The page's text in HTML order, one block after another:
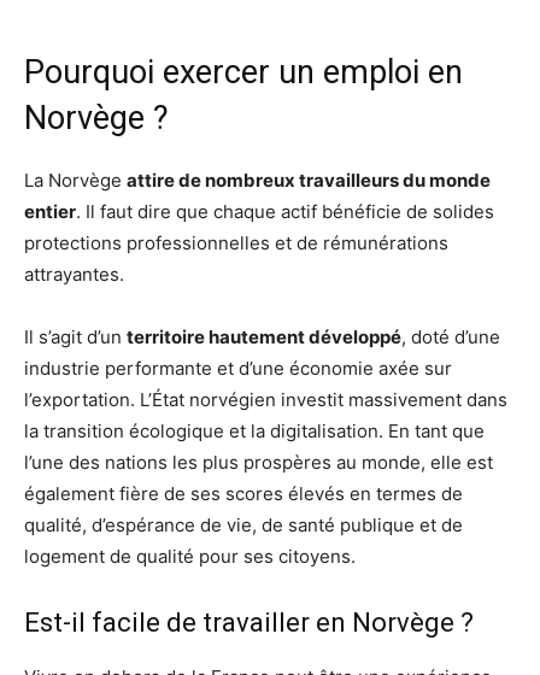
Pourquoi exercer un emploi en
Norvège ?
La Norvège attire de nombreux travailleurs du monde
entier. Il faut dire que chaque actif bénéficie de solides
protections professionnelles et de rémunérations
attrayantes.
Il s’agit d’un territoire hautement développé, doté d’une
industrie performante et d’une économie axée sur
l’exportation. L’État norvégien investit massivement dans
la transition écologique et la digitalisation. En tant que
l’une des nations les plus prospères au monde, elle est
également fière de ses scores élevés en termes de
qualité, d’espérance de vie, de santé publique et de
logement de qualité pour ses citoyens.
Est-il facile de travailler en Norvège ?